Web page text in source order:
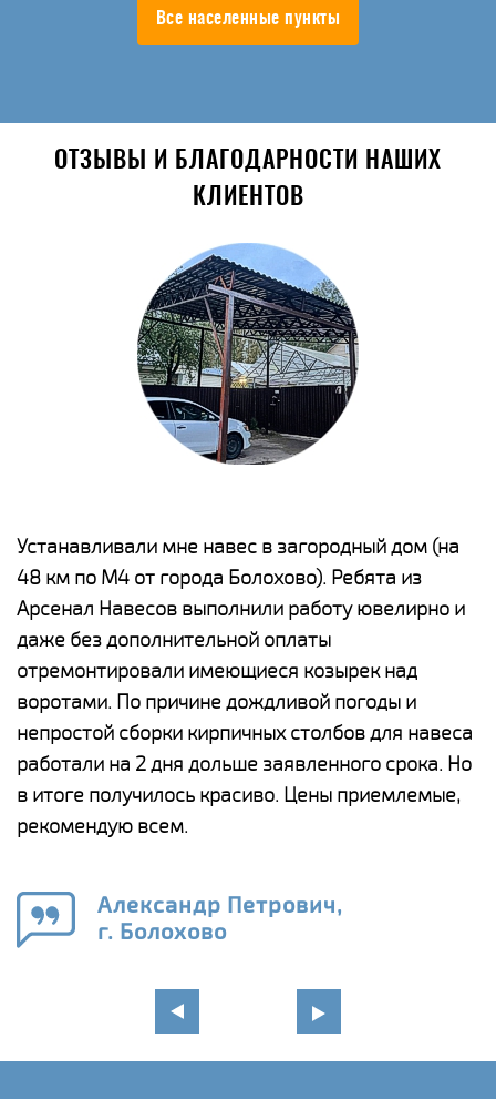
Все населенные пункты
ОТЗЫВЫ И БЛАГОДАРНОСТИ НАШИХ
КЛИЕНТОВ
Устанавливали мне навес в загородный дом (на
48 км по М4 от города Болохово). Ребята из
Арсенал Навесов выполнили работу ювелирно и
даже без дополнительной оплаты
отремонтировали имеющиеся козырек над
воротами. По причине дождливой погоды и
непростой сборки кирпичных столбов для навеса
работали на 2 дня дольше заявленного срока. Но
в итоге получилось красиво. Цены приемлемые,
рекомендую всем.
Александр Петрович,
г. Болохово